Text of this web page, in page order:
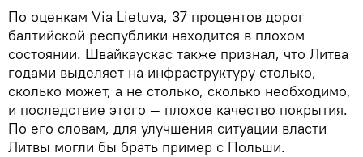
По оценкам Via Lietuva, 37 процентов дорог
балтийской республики находится в плохом
состоянии. Швайкаускас также признал, что Литва
годами выделяет на инфраструктуру столько,
сколько может, а не столько, сколько необходимо,
и последствие этого — плохое качество покрытия.
По его словам, для улучшения ситуации власти
Литвы могли бы брать пример с Польши.